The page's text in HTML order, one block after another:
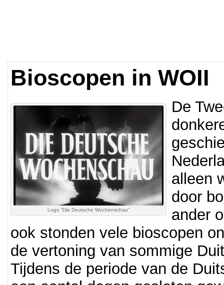
Bioscopen in WOII
Logo “Die Deutsche Wochenschau”
De
alleen
door
ander
ook stonden vele bioscopen
de vertoning van sommige
Tijdens de periode van de